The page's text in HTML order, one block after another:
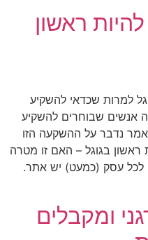
ראשון
למרות שכדאי להשקיע
אנשים שבוחרים להשקיע
נדבר על ההשקעה הזו
ראשון בגוגל – האם זו מטרה
לכל עסק (כמעט) יש אתר.
ומקבלים